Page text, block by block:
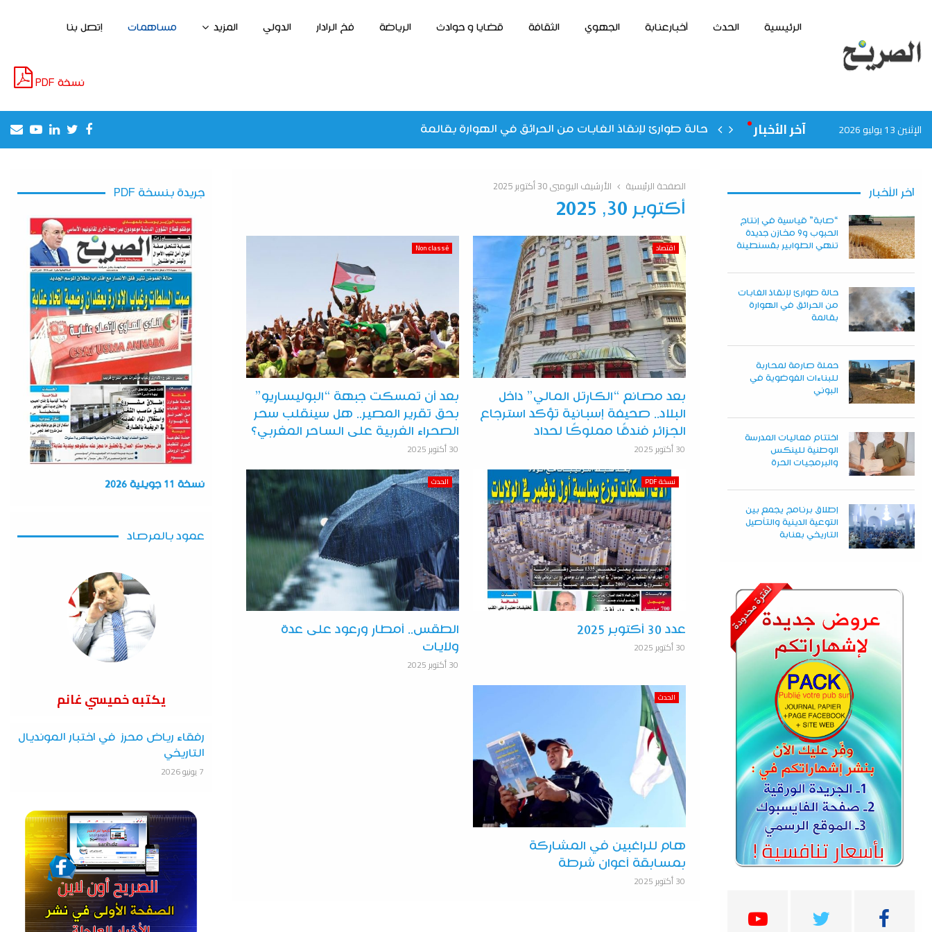
الرئيسية الحدث أخبارعنابة الجهوي الثقافة قضايا و حوادث الرياضة فخ الرادار الدولي المزيد مساهمات إتصل بنا
نسخة PDF
الإثنين 13 يوليو 2026 آخر الأخبار حالة طوارئ لإنقاذ الغابات من الحرائق في الهوارة بقالمة إطلاق مشروع لخلق مناصب الشغل
Facebook
Twitter
Linkedin
الصفحة الرئيسية الأرشيف اليوميي 30 أكتوبر 2025
أكتوبر 30, 2025
اقتصاد
بعد مصانع “الكارتل المالي” داخل
البلاد.. صحيفة إسبانية تؤكد استرجاع
الجزائر فندقًا مملوكًا لحداد
30 أكتوبر 2025
Non classé
بعد أن تمسكت جبهة “البوليساريو”
بحق تقرير المصير.. هل سينقلب سحر
الصحراء الغربية على الساحر المغربي؟
30 أكتوبر 2025
نسخة PDF
عدد 30 أكتوبر 2025
30 أكتوبر 2025
الحدث
الطقس.. أمطار ورعود على عدة
ولايات
30 أكتوبر 2025
الحدث
هام للراغبين في المشاركة
بمسابقة أعوان شرطة
30 أكتوبر 2025
آخر الأخبار
“صابة” قياسية في إنتاج
الحبوب و9 مخازن جديدة
تنهي الطوابير بقسنطينة
حالة طوارئ لإنقاذ الغابات
من الحرائق في الهوارة
بقالمة
حملة صارمة لمحاربة
للبناءات الفوضوية في
البوني
اختتام فعاليات المدرسة
الوطنية للينكس
والبرمجيات الحرة
إطلاق برنامج يجمع بين
التوعية الدينية والتأصيل
التاريخي بعنابة
جريدة بنسخة PDF
نسخة 11 جويلية 2026
عمود بالمرصاد
يكتبه خميسي غانم
رفقاء رياض محرز في اختبار المونديال
التاريخي
7 يونيو 2026